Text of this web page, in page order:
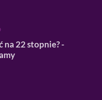
na 22 stopnie? -